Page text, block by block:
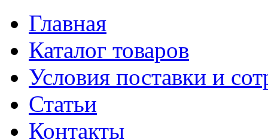
Главная
Каталог товаров
Условия поставки и
Статьи
Контакты